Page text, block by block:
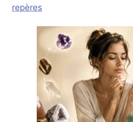
repères